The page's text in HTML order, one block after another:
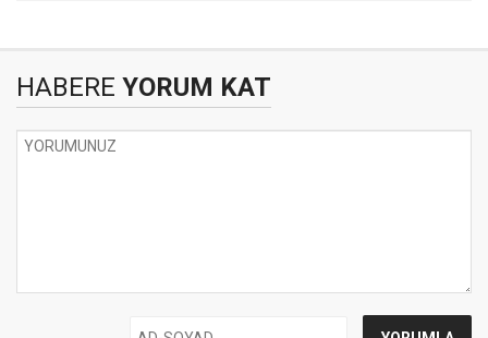
HABERE YORUM KAT